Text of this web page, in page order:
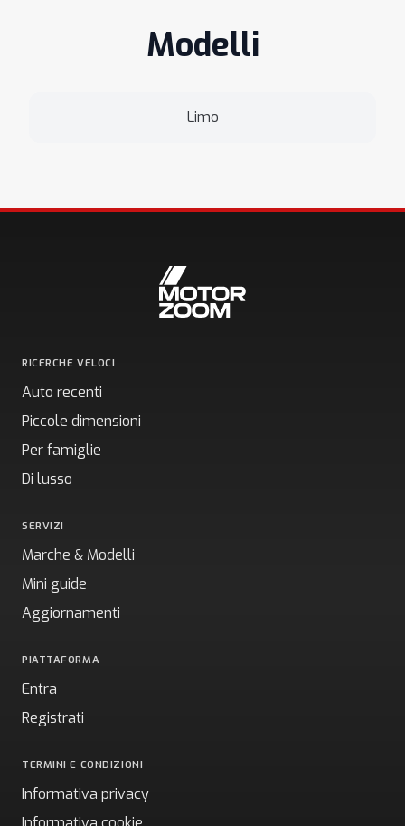
Modelli
Limo
RICERCHE VELOCI
Auto recenti
Piccole dimensioni
Per famiglie
Di lusso
SERVIZI
Marche & Modelli
Mini guide
Aggiornamenti
PIATTAFORMA
Entra
Registrati
TERMINI E CONDIZIONI
Informativa privacy